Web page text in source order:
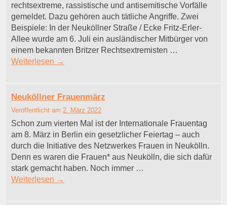
rechtsextreme, rassistische und antisemitische Vorfälle
gemeldet. Dazu gehören auch tätliche Angriffe. Zwei
Beispiele: In der Neuköllner Straße / Ecke Fritz-Erler-
Allee wurde am 6. Juli ein ausländischer Mitbürger von
einem bekannten Britzer Rechtsextremisten …
Weiterlesen →
Neuköllner Frauenmärz
Veröffentlicht am 2. März 2022
Schon zum vierten Mal ist der Internationale Frauentag
am 8. März in Berlin ein gesetzlicher Feiertag – auch
durch die Initiative des Netzwerkes Frauen in Neukölln.
Denn es waren die Frauen* aus Neukölln, die sich dafür
stark gemacht haben. Noch immer …
Weiterlesen →